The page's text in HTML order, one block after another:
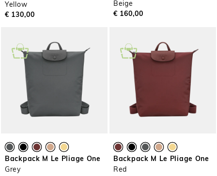
Yellow
€ 130,00
Beige
€ 160,00
Backpack M Le Pliage One
Grey
Backpack M Le Pliage One
Red